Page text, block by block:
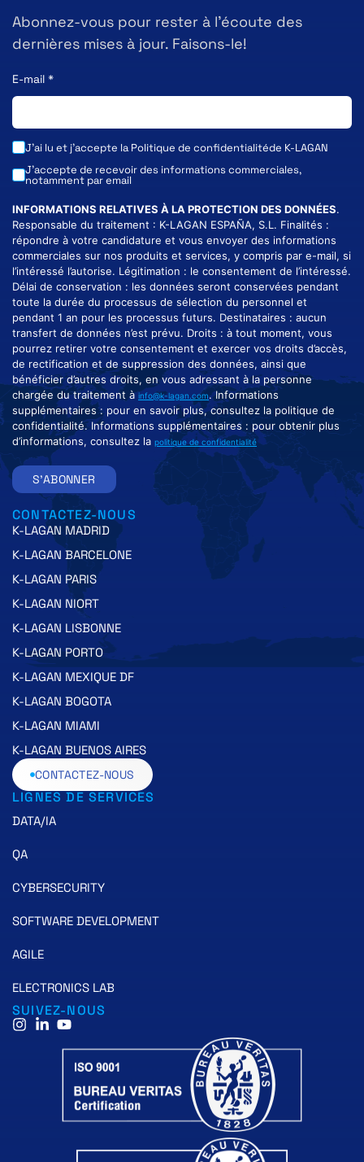
Abonnez-vous pour rester à l’écoute des
dernières mises à jour. Faisons-le!
E-mail *
J'ai lu et j'accepte laPolitique de confidentialitéde K-LAGAN
J'accepte de recevoir des informations commerciales,
notamment par email
INFORMATIONS RELATIVES À LA PROTECTION DES DONNÉES.
Responsable du traitement : K-LAGAN ESPAÑA, S.L. Finalités :
répondre à votre candidature et vous envoyer des informations
commerciales sur nos produits et services, y compris par e-mail, si
l’intéressé l’autorise. Légitimation : le consentement de l’intéressé.
Délai de conservation : les données seront conservées pendant
toute la durée du processus de sélection du personnel et
pendant 1 an pour les processus futurs. Destinataires : aucun
transfert de données n’est prévu. Droits : à tout moment, vous
pourrez retirer votre consentement et exercer vos droits d’accès,
de rectification et de suppression des données, ainsi que
bénéficier d’autres droits, en vous adressant à la personne
chargée du traitement àinfo@k-lagan.com. Informations
supplémentaires : pour en savoir plus, consultez la politique de
confidentialité. Informations supplémentaires : pour obtenir plus
d’informations, consultez la politique de confidentialité
S'ABONNER
CONTACTEZ-NOUS
K-LAGAN MADRID
K-LAGAN BARCELONE
K-LAGAN PARIS
K-LAGAN NIORT
K-LAGAN LISBONNE
K-LAGAN PORTO
K-LAGAN MEXIQUE DF
K-LAGAN BOGOTA
K-LAGAN MIAMI
K-LAGAN BUENOS AIRES
CONTACTEZ-NOUS
LIGNES DE SERVICES
DATA/IA
QA
CYBERSECURITY
SOFTWARE DEVELOPMENT
AGILE
ELECTRONICS LAB
SUIVEZ-NOUS